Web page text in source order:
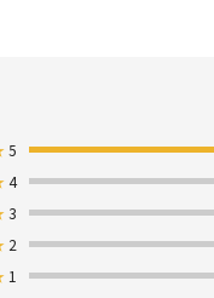
5
4
3
2
1